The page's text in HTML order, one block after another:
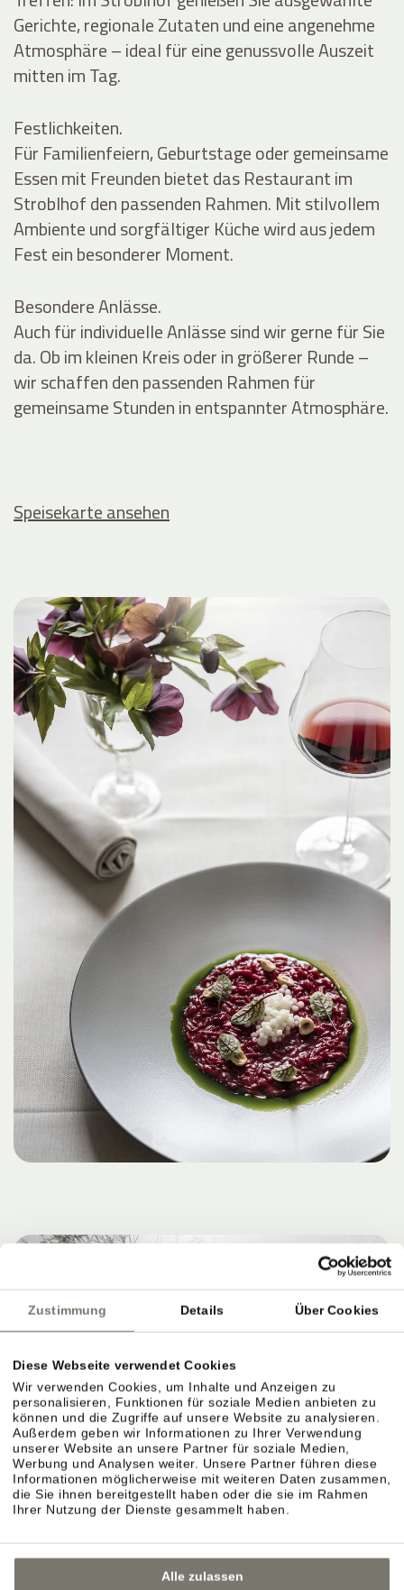
Zustimmung Details Über Cookies
Diese Webseite verwendet Cookies
Wir verwenden Cookies, um Inhalte und Anzeigen zu
personalisieren, Funktionen für soziale Medien anbieten zu
können und die Zugriffe auf unsere Website zu analysieren.
Außerdem geben wir Informationen zu Ihrer Verwendung
unserer Website an unsere Partner für soziale Medien,
Werbung und Analysen weiter. Unsere Partner führen diese
Informationen möglicherweise mit weiteren Daten zusammen,
die Sie ihnen bereitgestellt haben oder die sie im Rahmen
Ihrer Nutzung der Dienste gesammelt haben.
Alle zulassen
Gerichte, regionale Zutaten und eine angenehme
Atmosphäre – ideal für eine genussvolle Auszeit
mitten im Tag.
Festlichkeiten.
Für Familienfeiern, Geburtstage oder gemeinsame
Essen mit Freunden bietet das Restaurant im
Stroblhof den passenden Rahmen. Mit stilvollem
Ambiente und sorgfältiger Küche wird aus jedem
Fest ein besonderer Moment.
Besondere Anlässe.
Auch für individuelle Anlässe sind wir gerne für Sie
da. Ob im kleinen Kreis oder in größerer Runde –
wir schaffen den passenden Rahmen für
gemeinsame Stunden in entspannter Atmosphäre.
Speisekarte ansehen